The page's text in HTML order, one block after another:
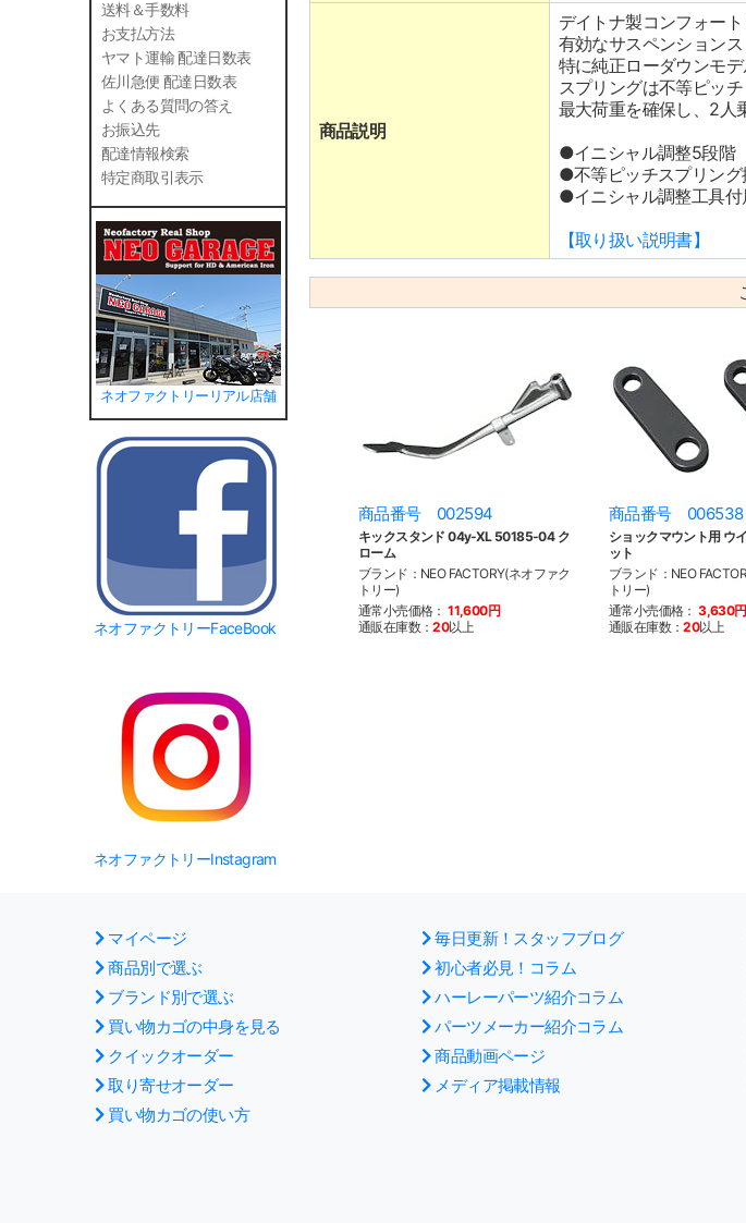
送料＆手数料
お支払方法
ヤマト運輸 配達日数表
佐川急便 配達日数表
よくある質問の答え
お振込先
配達情報検索
特定商取引表示
ネオファクトリーリアル店舗
ネオファクトリーFaceBook
ネオファクトリーInstagram
商品説明
デイトナ製コンフォート
有効なサスペンション
特に純正ローダウンモ
スプリングは不等ピッ
最大荷重を確保し、2人
●イニシャル調整5段階
●不等ピッチスプリング
●イニシャル調整工具付
【取り扱い説明書】
商品番号 002594
キックスタンド 04y-XL 50185-04 ク
ローム
ブランド：NEO FACTORY(ネオファク
トリー)
通常小売価格： 11,600円
通販在庫数：20以上
商品番号 006538
ショックマウント用 ウ
ット
ブランド：NEO
トリー)
通常小売価格： 3,630円
通販在庫数：20以上
マイページ
商品別で選ぶ
ブランド別で選ぶ
買い物カゴの中身を見る
クイックオーダー
取り寄せオーダー
買い物カゴの使い方
毎日更新！スタッフブログ
初心者必見！コラム
ハーレーパーツ紹介コラム
パーツメーカー紹介コラム
商品動画ページ
メディア掲載情報